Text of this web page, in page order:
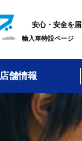
安心・安全を
輸入車特設ページ
店舗情報